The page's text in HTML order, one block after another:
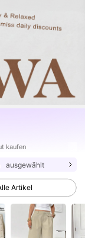
kaufen
ausgewählt
Artikel